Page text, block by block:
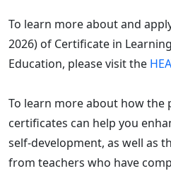
To learn more about and
2026) of Certificate in
Education, please visit the
To learn more about how the
certificates can help you
self-development, as well as
from teachers who have